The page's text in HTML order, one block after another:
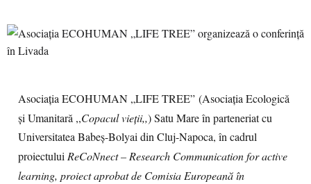
Asociația ECOHUMAN „LIFE TREE” (Asociația Ecologică
și Umanitară ,,Copacul vieții,,) Satu Mare în parteneriat cu
Universitatea Babeș-Bolyai din Cluj-Napoca, în cadrul
proiectului ReCoNnect – Research Communication for active
learning, proiect aprobat de Comisia Europeană în